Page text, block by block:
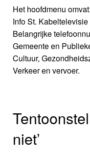
Het hoofdmenu omvat:
Info St.
Belangrijke
Gemeente en
Cultuur,
Verkeer en vervoer.
niet’